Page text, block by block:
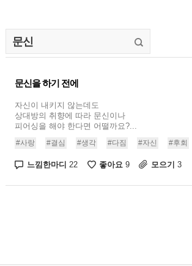
문신을 하기 전에
자신이 내키지 않는데도
상대방의 취향에 따라 문신이나
피어싱을 해야 한다면 어떨까요?...
#사랑 #결심 #생각 #다짐 #자신 #후회
느낌한마디 22 좋아요 9 모으기 3